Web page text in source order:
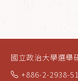
國立政治大學選舉
+886-2-2938-